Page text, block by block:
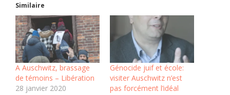
Similaire
A Auschwitz, brassage
de témoins – Libération
28 janvier 2020
Génocide juif et école:
visiter Auschwitz n’est
pas forcément l’idéal